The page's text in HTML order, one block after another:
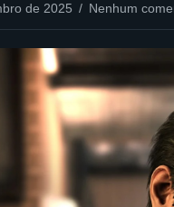
de 2025 Nenhum